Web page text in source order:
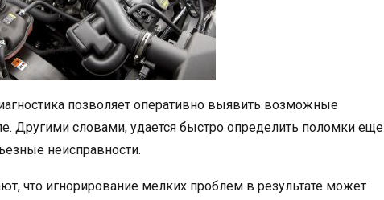
позволяет оперативно выявить возможные
Другими словами, удается быстро определить поломки еще
неисправности.
что игнорирование мелких проблем в результате может